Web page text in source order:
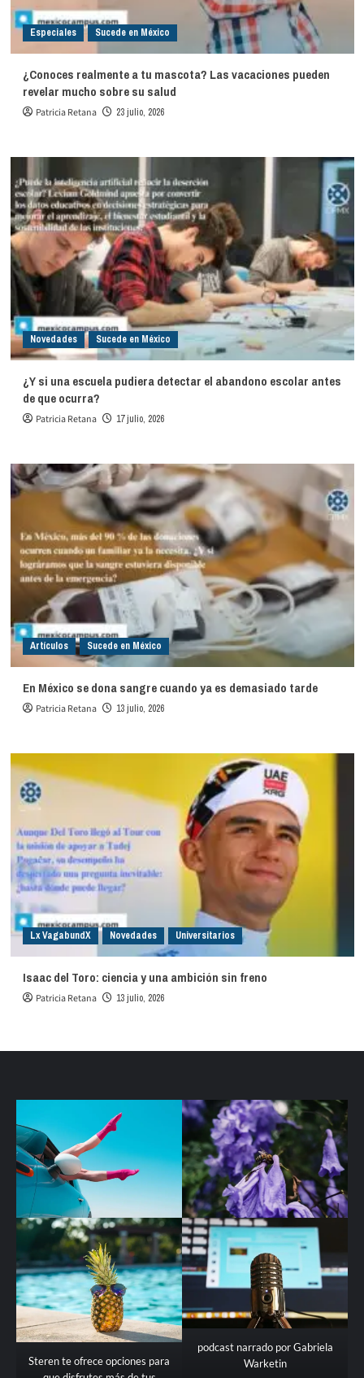
Especiales Sucede en México
¿Conoces realmente a tu mascota? Las vacaciones pueden
revelar mucho sobre su salud
Patricia Retana 23 julio, 2026
Novedades Sucede en México
¿Y si una escuela pudiera detectar el abandono escolar antes
de que ocurra?
Patricia Retana 17 julio, 2026
Artículos Sucede en México
En México se dona sangre cuando ya es demasiado tarde
Patricia Retana 13 julio, 2026
Lx VagabundX Novedades Universitarios
Isaac del Toro: ciencia y una ambición sin freno
Patricia Retana 13 julio, 2026
Steren te ofrece opciones para
podcast narrado por Gabriela
Warketin